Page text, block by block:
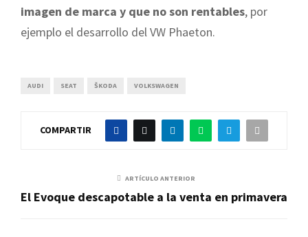
imagen de marca y que no son rentables, por
ejemplo el desarrollo del VW Phaeton.
AUDI SEAT ŠKODA VOLKSWAGEN
COMPARTIR
ARTÍCULO ANTERIOR
El Evoque descapotable a la venta en primavera